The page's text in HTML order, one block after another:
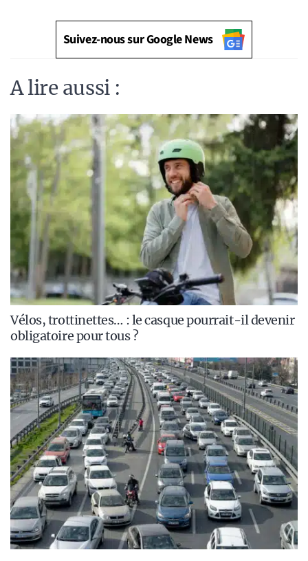
Suivez-nous sur Google News
A lire aussi :
Vélos, trottinettes… : le casque pourrait-il devenir
obligatoire pour tous ?